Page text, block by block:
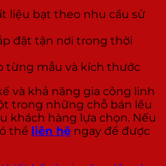
liệu bạt theo nhu cầu sử
đặt tận nơi trong thời
từng mẫu và kích thước
và khả năng gia công linh
trong những chỗ bán lều
khách hàng lựa chọn. Nếu
thể liên hệ ngay để được